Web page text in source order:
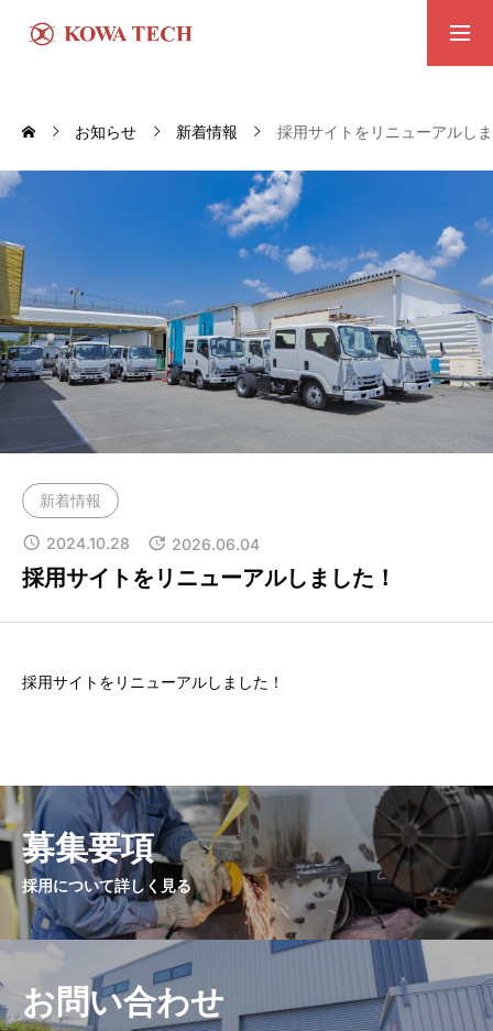
会社情報
募集要項
インタビュー
コーポレートサイト
お問い合わせ
お知らせ 新着情報 採用サイトをリニューアルし
新着情報
2024.10.28 2026.06.04
採用サイトをリニューアルしました！
採用サイトをリニューアルしました！
募集要項
採用について詳しく見る
お問い合わせ